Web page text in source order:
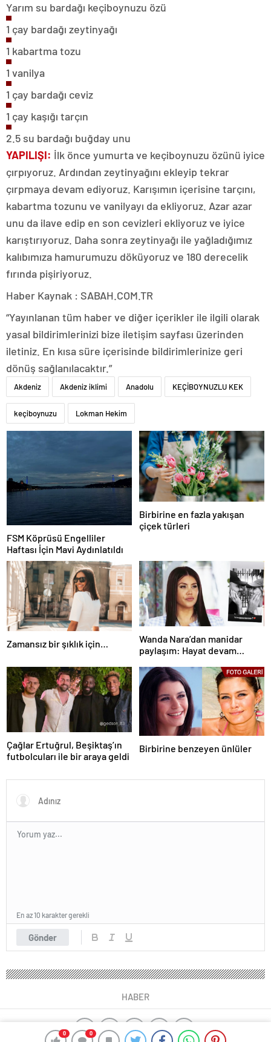
0 0
Yarım su bardağı keçiboynuzu özü
1 çay bardağı zeytinyağı
1 kabartma tozu
1 vanilya
1 çay bardağı ceviz
1 çay kaşığı tarçın
2.5 su bardağı buğday unu
YAPILIŞI: İlk önce yumurta ve keçiboynuzu özünü iyice
çırpıyoruz. Ardından zeytinyağını ekleyip tekrar
çırpmaya devam ediyoruz. Karışımın içerisine tarçını,
kabartma tozunu ve vanilyayı da ekliyoruz. Azar azar
unu da ilave edip en son cevizleri ekliyoruz ve iyice
karıştırıyoruz. Daha sonra zeytinyağı ile yağladığımız
kalıbımıza hamurumuzu döküyoruz ve 180 derecelik
fırında pişiriyoruz.
Haber Kaynak : SABAH.COM.TR
“Yayınlanan tüm haber ve diğer içerikler ile ilgili olarak
yasal bildirimlerinizi bize iletişim sayfası üzerinden
iletiniz. En kısa süre içerisinde bildirimlerinize geri
dönüş sağlanılacaktır.”
Akdeniz Akdeniz iklimi Anadolu KEÇİBOYNUZLU KEK
keçiboynuzu Lokman Hekim
FSM Köprüsü Engelliler
Haftası İçin Mavi Aydınlatıldı
Birbirine en fazla yakışan
çiçek türleri
Zamansız bir şıklık için…
Wanda Nara’dan manidar
paylaşım: Hayat devam
Çağlar Ertuğrul, Beşiktaş’ın
futbolcuları ile bir araya geldi
Birbirine benzeyen ünlüler
Gönder
En az 10 karakter gerekli
HABER